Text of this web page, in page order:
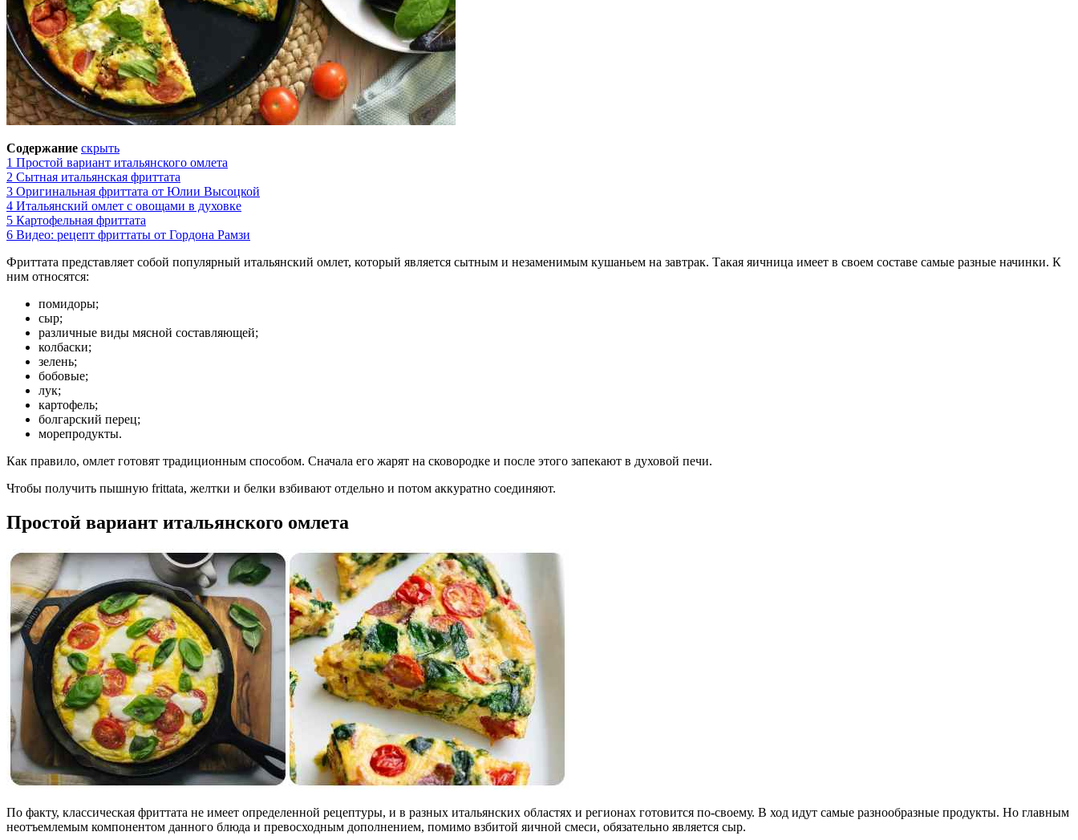
Содержание скрыть
1 Простой вариант итальянского омлета
2 Сытная итальянская фриттата
3 Оригинальная фриттата от Юлии Высоцкой
4 Итальянский омлет с овощами в духовке
5 Картофельная фриттата
6 Видео: рецепт фриттаты от Гордона Рамзи
Фриттата представляет собой популярный итальянский омлет, который является сытным и незаменимым кушаньем на завтрак. Такая яичница имеет в своем составе самые разные начинки. К
ним относятся:
помидоры;
сыр;
различные виды мясной составляющей;
колбаски;
зелень;
бобовые;
лук;
картофель;
болгарский перец;
морепродукты.
Как правило, омлет готовят традиционным способом. Сначала его жарят на сковородке и после этого запекают в духовой печи.
Чтобы получить пышную frittata, желтки и белки взбивают отдельно и потом аккуратно соединяют.
Простой вариант итальянского омлета
По факту, классическая фриттата не имеет определенной рецептуры, и в разных итальянских областях и регионах готовится по-своему. В ход идут самые разнообразные продукты. Но главным
неотъемлемым компонентом данного блюда и превосходным дополнением, помимо взбитой яичной смеси, обязательно является сыр.